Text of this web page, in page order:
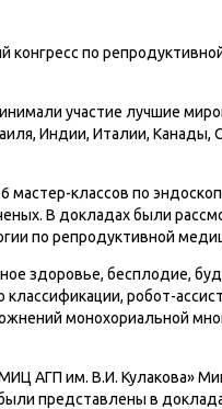
конгресс по
участие лучшие
Индии, Италии,
классов по
В докладах были
по репродуктивной
здоровье, бесплодие,
робот-
монохориальной
АГП им. В.И. Кулакова»
представлены в